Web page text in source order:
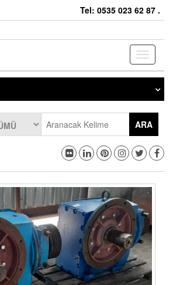
Tel: 0535 023 62 87 .
Toggle
ARA